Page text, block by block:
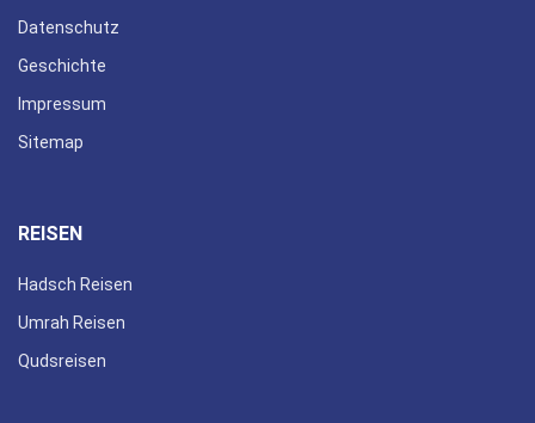
Datenschutz
Geschichte
Impressum
Sitemap
REISEN
Hadsch Reisen
Umrah Reisen
Qudsreisen